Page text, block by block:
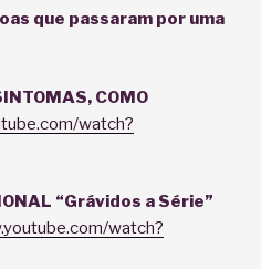
que passaram por uma
COMO
watch?
“Grávidos a Série”
watch?